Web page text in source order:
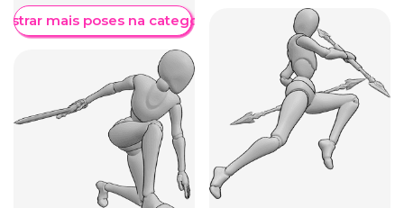
mais poses na categoria